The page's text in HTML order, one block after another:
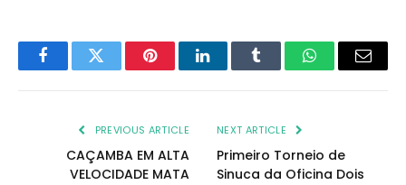
FacebookTwitter PinterestLinkedInTumblr WhatsAppEmail
PREVIOUS ARTICLE
CAÇAMBA EM ALTA
VELOCIDADE MATA
NEXT ARTICLE
Primeiro Torneio de
Sinuca da Oficina Dois